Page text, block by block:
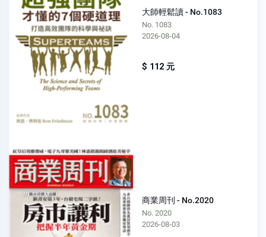
大師輕鬆讀 - No.1083
No. 1083
2026-08-04
$ 112 元
商業周刊 - No.2020
No. 2020
2026-08-03